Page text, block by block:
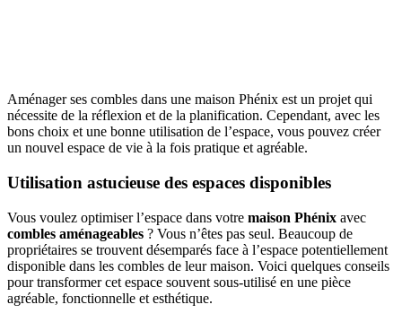
Aménager ses combles dans une maison Phénix est un projet qui
nécessite de la réflexion et de la planification. Cependant, avec les
bons choix et une bonne utilisation de l’espace, vous pouvez créer
un nouvel espace de vie à la fois pratique et agréable.
Utilisation astucieuse des espaces disponibles
Vous voulez optimiser l’espace dans votre maison Phénix avec
combles aménageables ? Vous n’êtes pas seul. Beaucoup de
propriétaires se trouvent désemparés face à l’espace potentiellement
disponible dans les combles de leur maison. Voici quelques conseils
pour transformer cet espace souvent sous-utilisé en une pièce
agréable, fonctionnelle et esthétique.